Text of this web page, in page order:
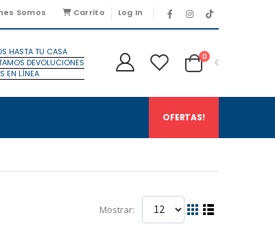
Somos Carrito Log In
HASTA TU CASA
DEVOLUCIONES
EN LÍNEA
0
OFERTAS!
Mostrar: